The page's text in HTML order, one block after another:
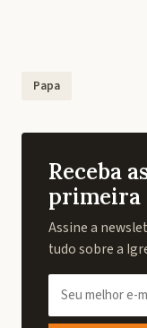
Papa
Receba
primeira
Assine a
tudo sobre a